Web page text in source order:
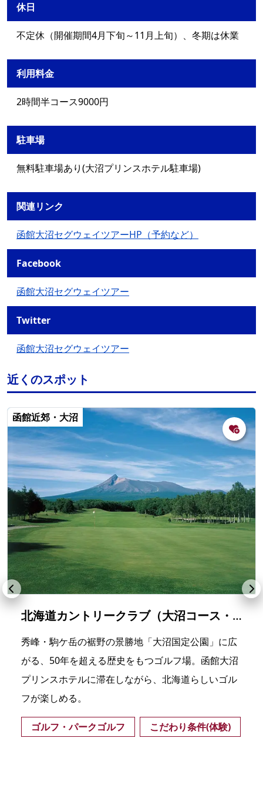
休日
不定休（開催期間4月下旬～11月上旬）、冬期は休業
利用料金
2時間半コース9000円
駐車場
無料駐車場あり(大沼プリンスホテル駐車場)
関連リンク
函館大沼セグウェイツアーHP（予約など）
Facebook
函館大沼セグウェイツアー
Twitter
函館大沼セグウェイツアー
近くのスポット
函館近郊・大沼
北海道カントリークラブ（大沼コース・プリンスコース）
秀峰・駒ケ岳の裾野の景勝地「大沼国定公園」に広
がる、50年を超える歴史をもつゴルフ場。函館大沼
プリンスホテルに滞在しながら、北海道らしいゴル
フが楽しめる。
ゴルフ・パークゴルフ こだわり条件(体験)